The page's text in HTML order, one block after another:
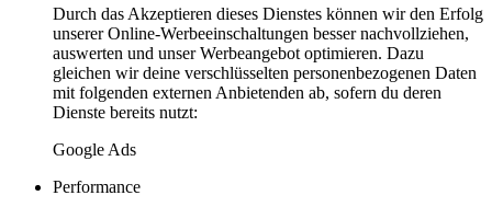
Durch das Akzeptieren dieses Dienstes können wir den Erfolg
unserer Online-Werbeeinschaltungen besser nachvollziehen,
auswerten und unser Werbeangebot optimieren. Dazu
gleichen wir deine verschlüsselten personenbezogenen Daten
mit folgenden externen Anbietenden ab, sofern du deren
Dienste bereits nutzt:
Google Ads
Performance